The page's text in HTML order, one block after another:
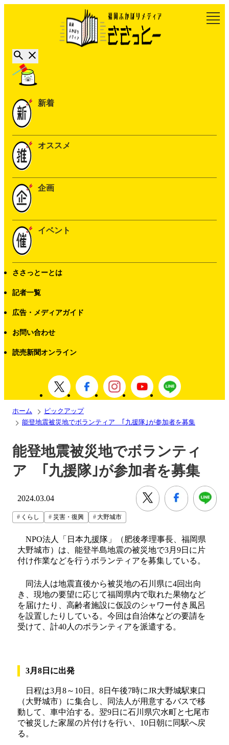
新着
オススメ
企画
イベント
ささっとーとは
記者一覧
広告・メディアガイド
お問い合わせ
読売新聞オンライン
ホーム
ピックアップ
能登地震被災地でボランティア ｢九援隊｣が参加者を募集
能登地震被災地でボランティ
ア ｢九援隊｣が参加者を募集
2024.03.04
くらし 災害・復興 大野城市
NPO法人「日本九援隊」（肥後孝理事長、福岡県
大野城市）は、能登半島地震の被災地で3月9日に片
付け作業などを行うボランティアを募集している。
同法人は地震直後から被災地の石川県に4回出向
き、現地の要望に応じて福岡県内で取れた果物など
を届けたり、高齢者施設に仮設のシャワー付き風呂
を設置したりしている。今回は自治体などの要請を
受けて、計40人のボランティアを派遣する。
3月8日に出発
日程は3月8～10日。8日午後7時にJR大野城駅東口
（大野城市）に集合し、同法人が用意するバスで移
動して、車中泊する。翌9日に石川県穴水町と七尾市
で被災した家屋の片付けを行い、10日朝に同駅へ戻
る。